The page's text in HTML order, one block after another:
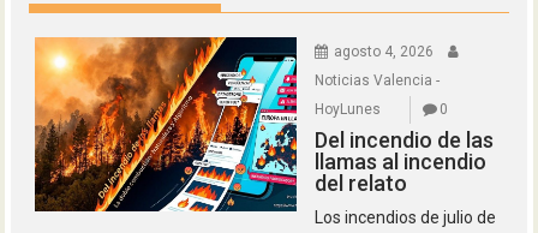
agosto 4, 2026
Noticias Valencia -
HoyLunes
0
Del incendio de las
llamas al incendio
del relato
Los incendios de julio de